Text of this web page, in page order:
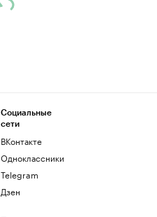
Социальные
сети
ВКонтакте
Одноклассники
Telegram
Дзен